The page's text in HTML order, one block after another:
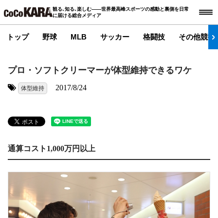
観る､知る､楽しむ――世界最高峰スポーツの感動と裏側を日常
に届ける総合メディア
トップ 野球 MLB サッカー 格闘技 その他競技
プロ・ソフトクリーマーが体型維持できるワケ
体型維持 2017/8/24
通算コスト1,000万円以上